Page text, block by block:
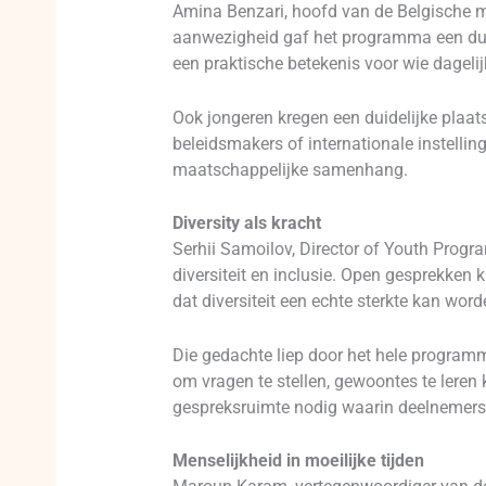
Amina Benzari, hoofd van de Belgische
aanwezigheid gaf het programma een
een praktische betekenis voor wie
Ook jongeren kregen een duidelijke
beleidsmakers of internationale
maatschappelijke samenhang.
Diversity als kracht
Serhii Samoilov, Director of Youth
diversiteit en inclusie. Open
dat diversiteit een echte sterkte kan
Die gedachte liep door het hele
om vragen te stellen, gewoontes te
gespreksruimte nodig waarin
Menselijkheid in moeilijke tijden